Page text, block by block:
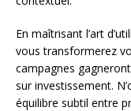
En maîtrisant l’art
vous transformerez
campagnes
sur investissement.
équilibre subtil entre